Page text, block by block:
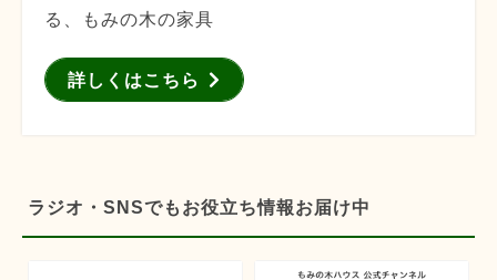
る、もみの木の家具
詳しくはこちら
ラジオ・SNSでもお役立ち情報お届け中